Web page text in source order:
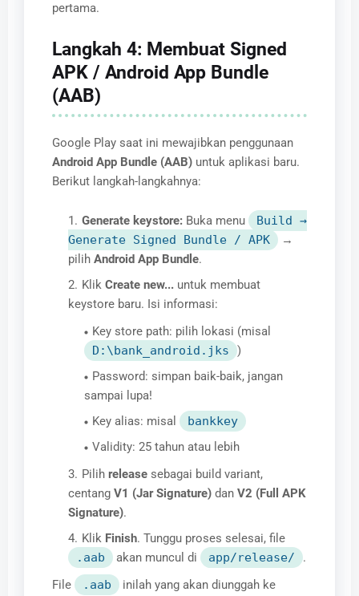
pertama.
Langkah 4: Membuat Signed
APK / Android App Bundle
(AAB)
Google Play saat ini mewajibkan penggunaan
Android App Bundle (AAB) untuk aplikasi baru.
Berikut langkah-langkahnya:
Generate keystore: Buka menu
Build →
Generate Signed Bundle / APK
→
pilih Android App Bundle.
Klik Create new... untuk membuat
keystore baru. Isi informasi:
Key store path: pilih lokasi (misal
D:\bank_android.jks
)
Password: simpan baik-baik, jangan
sampai lupa!
Key alias: misal
bankkey
Validity: 25 tahun atau lebih
Pilih release sebagai build variant,
centang V1 (Jar Signature) dan V2 (Full APK
Signature).
Klik Finish. Tunggu proses selesai, file
.aab
akan muncul di app/release/
.
File
.aab
inilah yang akan diunggah ke